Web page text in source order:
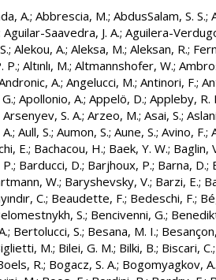
A.; Abbrescia, M.; AbdusSalam, S. S.;
Aguilar-Saavedra, J. A.; Aguilera-
; Alekou, A.; Aleksa, M.; Aleksan, R.;
P.; Altınlı, M.; Altmannshofer, W.;
A.; Angelucci, M.; Antinori, F.;
; Apollonio, A.; Appelö, D.; Appleby, R.
Arsenyev, S. A.; Arzeo, M.; Asai, S.;
; Aull, S.; Aumon, S.; Aune, S.; Avino, F.;
E.; Bachacou, H.; Baek, Y. W.; Baglin,
; Barducci, D.; Barjhoux, P.; Barna, D.;
W.; Baryshevsky, V.; Barzi, E.;
C.; Beaudette, F.; Bedeschi, F.;
S.; Bencivenni, G.;
; Bertolucci, S.; Besana, M. I.;
M.; Bilei, G. M.; Bilki, B.; Biscari, C.
R.; Bogacz, S. A.; Bogomyagkov, A.